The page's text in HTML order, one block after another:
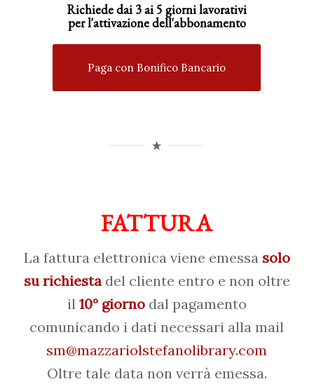
Richiede dai 3 ai 5 giorni lavorativi
perl'attivazionedell'abbonamento
Paga con Bonifico Bancario
FATTURA
La fattura elettronica viene emessasolo
su richiestadel cliente entro e non oltre
il 10° giornodal pagamento
comunicando i dati necessari alla mail
sm@mazzariolstefanolibrary.com
Oltre tale data non verrà emessa.